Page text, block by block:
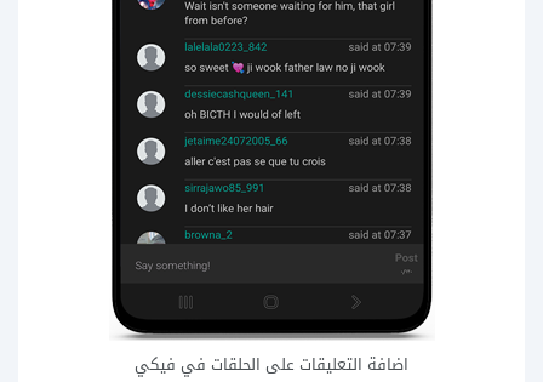
اضافة التعليقات على الحلقات في فيكي